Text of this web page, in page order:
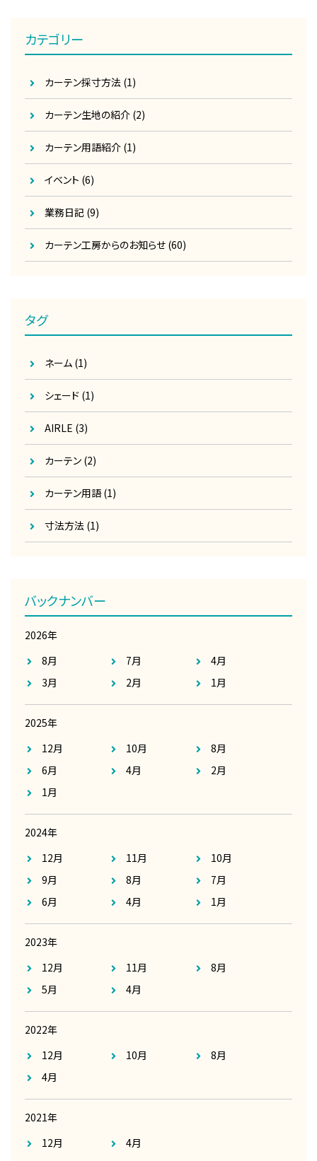
カテゴリー
カーテン採寸方法 (1)
カーテン生地の紹介 (2)
カーテン用語紹介 (1)
イベント (6)
業務日記 (9)
カーテン工房からのお知らせ (60)
タグ
寸法方法 (1)
カーテン用語(1)
カーテン (2)
AIRLE (3)
シェード (1)
ネーム (1)
バックナンバー
2026年
8月
7月
4月
3月
2月 1月
2025年
12月
10月
8月
6月
4月
2月
1月
2024年
12月
11月
10月
9月
8月
7月
6月
4月 1月
2023年
12月
11月
8月
5月
4月
2022年
12月
10月
8月
4月
2021年
12月
4月